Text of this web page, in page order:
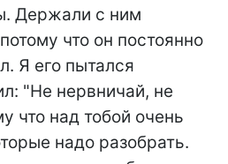
Держали с ним
что он постоянно
Я его пытался
"Не нервничай, не
что над тобой очень
надо разобрать.